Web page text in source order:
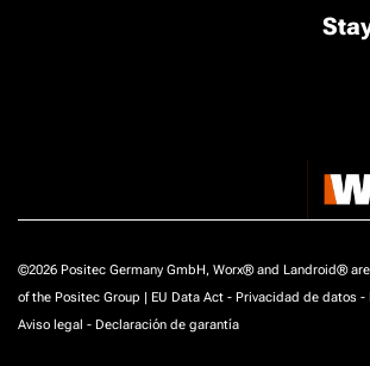
©2026 Positec Germany GmbH, Worx® and Landroid®
of the Positec Group | EU Data Act - Privacidad de datos -
Aviso legal - Declaración de garantía